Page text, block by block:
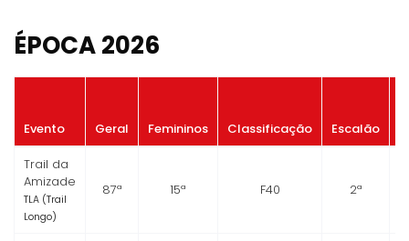
ÉPOCA 2026
Evento Geral Femininos Classificação Escalão
Trail da
Amizade
TLA (Trail
Longo)
87ª 15ª F40 2ª